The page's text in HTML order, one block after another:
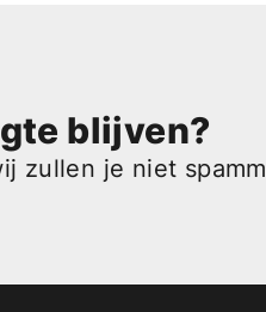
blijven?
zullen je niet